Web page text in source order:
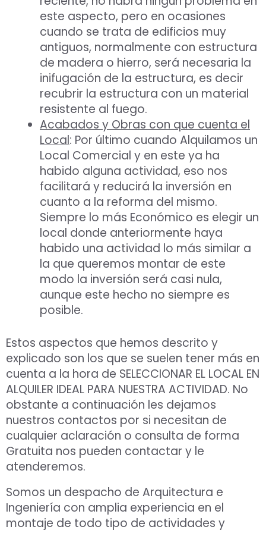
este aspecto, pero en ocasiones
cuando se trata de edificios muy
antiguos, normalmente con estructura
de madera o hierro, será necesaria la
inifugación de la estructura, es decir
recubrir la estructura con un material
resistente al fuego.
Acabados y Obras con que cuenta el
Local: Por último cuando Alquilamos un
Local Comercial y en este ya ha
habido alguna actividad, eso nos
facilitará y reducirá la inversión en
cuanto a la reforma del mismo.
Siempre lo más Económico es elegir un
local donde anteriormente haya
habido una actividad lo más similar a
la que queremos montar de este
modo la inversión será casi nula,
aunque este hecho no siempre es
posible.
Estos aspectos que hemos descrito y
explicado son los que se suelen tener más en
cuenta a la hora de SELECCIONAR EL LOCAL EN
ALQUILER IDEAL PARA NUESTRA ACTIVIDAD. No
obstante a continuación les dejamos
nuestros contactos por si necesitan de
cualquier aclaración o consulta de forma
Gratuita nos pueden contactar y le
atenderemos.
Somos un despacho de Arquitectura e
Ingeniería con amplia experiencia en el
montaje de todo tipo de actividades y